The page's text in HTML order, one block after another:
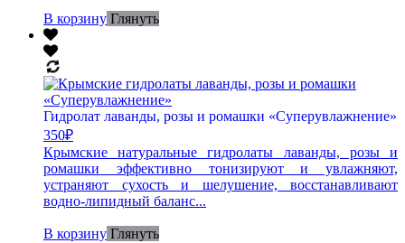
В корзину Глянуть
Гидролат лаванды, розы и ромашки «Суперувлажнение»
350₽
Крымские натуральные гидролаты лаванды, розы и
ромашки эффективно тонизируют и увлажняют,
устраняют сухость и шелушение, восстанавливают
водно-липидный баланс...
В корзину Глянуть